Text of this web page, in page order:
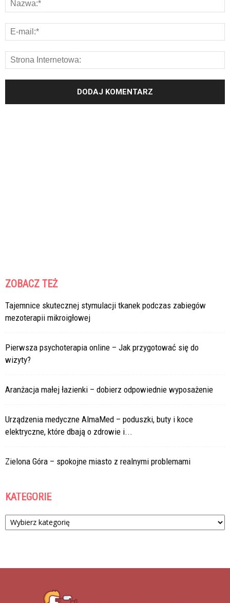
ZOBACZ TEŻ
Tajemnice skutecznej stymulacji tkanek podczas zabiegów
mezoterapii mikroigłowej
Pierwsza psychoterapia online – Jak przygotować się do
wizyty?
Aranżacja małej łazienki – dobierz odpowiednie wyposażenie
Urządzenia medyczne AlmaMed – poduszki, buty i koce
elektryczne, które dbają o zdrowie i...
Zielona Góra – spokojne miasto z realnymi problemami
KATEGORIE
Kategorie